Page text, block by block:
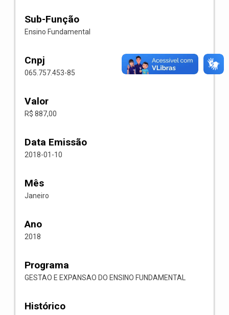
Sub-Função
Ensino Fundamental
Cnpj
065.757.453-85
Valor
R$ 887,00
Data Emissão
2018-01-10
Mês
Janeiro
Ano
2018
Programa
GESTAO E EXPANSAO DO ENSINO FUNDAMENTAL
Histórico